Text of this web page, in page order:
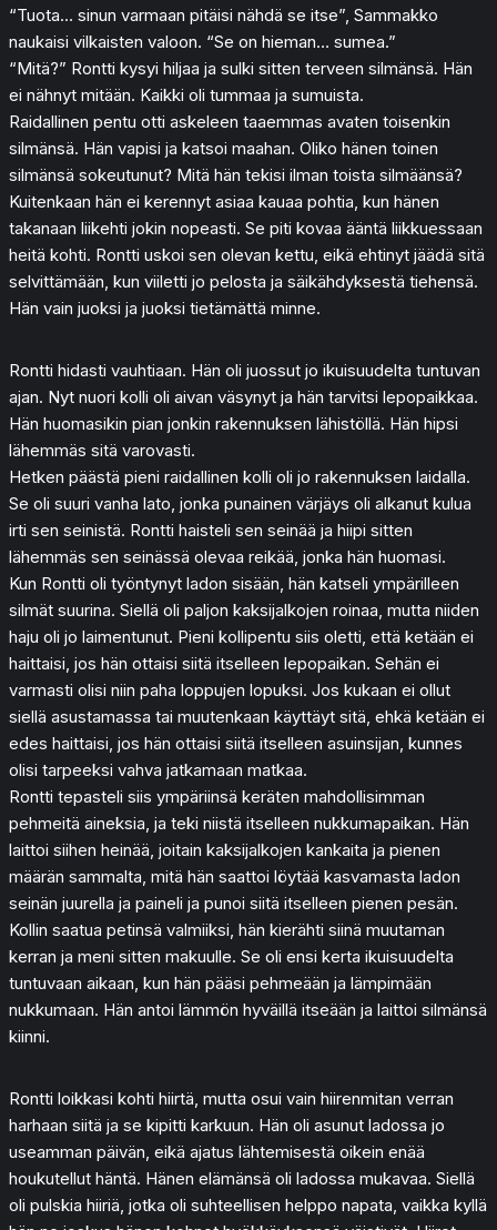
“Tuota… sinun varmaan pitäisi nähdä se itse”, Sammakko
naukaisi vilkaisten valoon. “Se on hieman… sumea.”
“Mitä?” Rontti kysyi hiljaa ja sulki sitten terveen silmänsä. Hän
ei nähnyt mitään. Kaikki oli tummaa ja sumuista.
Raidallinen pentu otti askeleen taaemmas avaten toisenkin
silmänsä. Hän vapisi ja katsoi maahan. Oliko hänen toinen
silmänsä sokeutunut? Mitä hän tekisi ilman toista silmäänsä?
Kuitenkaan hän ei kerennyt asiaa kauaa pohtia, kun hänen
takanaan liikehti jokin nopeasti. Se piti kovaa ääntä liikkuessaan
heitä kohti. Rontti uskoi sen olevan kettu, eikä ehtinyt jäädä sitä
selvittämään, kun viiletti jo pelosta ja säikähdyksestä tiehensä.
Hän vain juoksi ja juoksi tietämättä minne.
Rontti hidasti vauhtiaan. Hän oli juossut jo ikuisuudelta tuntuvan
ajan. Nyt nuori kolli oli aivan väsynyt ja hän tarvitsi lepopaikkaa.
Hän huomasikin pian jonkin rakennuksen lähistöllä. Hän hipsi
lähemmäs sitä varovasti.
Hetken päästä pieni raidallinen kolli oli jo rakennuksen laidalla.
Se oli suuri vanha lato, jonka punainen värjäys oli alkanut kulua
irti sen seinistä. Rontti haisteli sen seinää ja hiipi sitten
lähemmäs sen seinässä olevaa reikää, jonka hän huomasi.
Kun Rontti oli työntynyt ladon sisään, hän katseli ympärilleen
silmät suurina. Siellä oli paljon kaksijalkojen roinaa, mutta niiden
haju oli jo laimentunut. Pieni kollipentu siis oletti, että ketään ei
haittaisi, jos hän ottaisi siitä itselleen lepopaikan. Sehän ei
varmasti olisi niin paha loppujen lopuksi. Jos kukaan ei ollut
siellä asustamassa tai muutenkaan käyttäyt sitä, ehkä ketään ei
edes haittaisi, jos hän ottaisi siitä itselleen asuinsijan, kunnes
olisi tarpeeksi vahva jatkamaan matkaa.
Rontti tepasteli siis ympäriinsä keräten mahdollisimman
pehmeitä aineksia, ja teki niistä itselleen nukkumapaikan. Hän
laittoi siihen heinää, joitain kaksijalkojen kankaita ja pienen
määrän sammalta, mitä hän saattoi löytää kasvamasta ladon
seinän juurella ja paineli ja punoi siitä itselleen pienen pesän.
Kollin saatua petinsä valmiiksi, hän kierähti siinä muutaman
kerran ja meni sitten makuulle. Se oli ensi kerta ikuisuudelta
tuntuvaan aikaan, kun hän pääsi pehmeään ja lämpimään
nukkumaan. Hän antoi lämmön hyväillä itseään ja laittoi silmänsä
kiinni.
Rontti loikkasi kohti hiirtä, mutta osui vain hiirenmitan verran
harhaan siitä ja se kipitti karkuun. Hän oli asunut ladossa jo
useamman päivän, eikä ajatus lähtemisestä oikein enää
houkutellut häntä. Hänen elämänsä oli ladossa mukavaa. Siellä
oli pulskia hiiriä, jotka oli suhteellisen helppo napata, vaikka kyllä